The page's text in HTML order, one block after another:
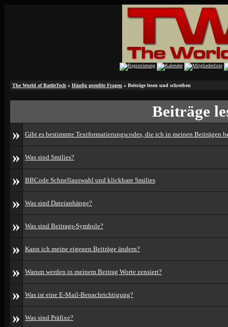
The World of BattleTech » Häufig gestellte Fragen » Beiträge lesen und schreiben
Beiträge
»
Gibt es bestimmte Textformatierungscodes, die ich in meinen Beiträgen
» Was sind Smilies?
» BBCode Schnellauswahl und klickbare Smilies
» Was sind Dateianhänge?
» Was sind Beitrags-Symbole?
» Kann ich meine eigenen Beiträge ändern?
» Warum werden in meinem Beitrag Worte zensiert?
» Was ist eine E-Mail-Benachrichtigung?
» Was sind Präfixe?